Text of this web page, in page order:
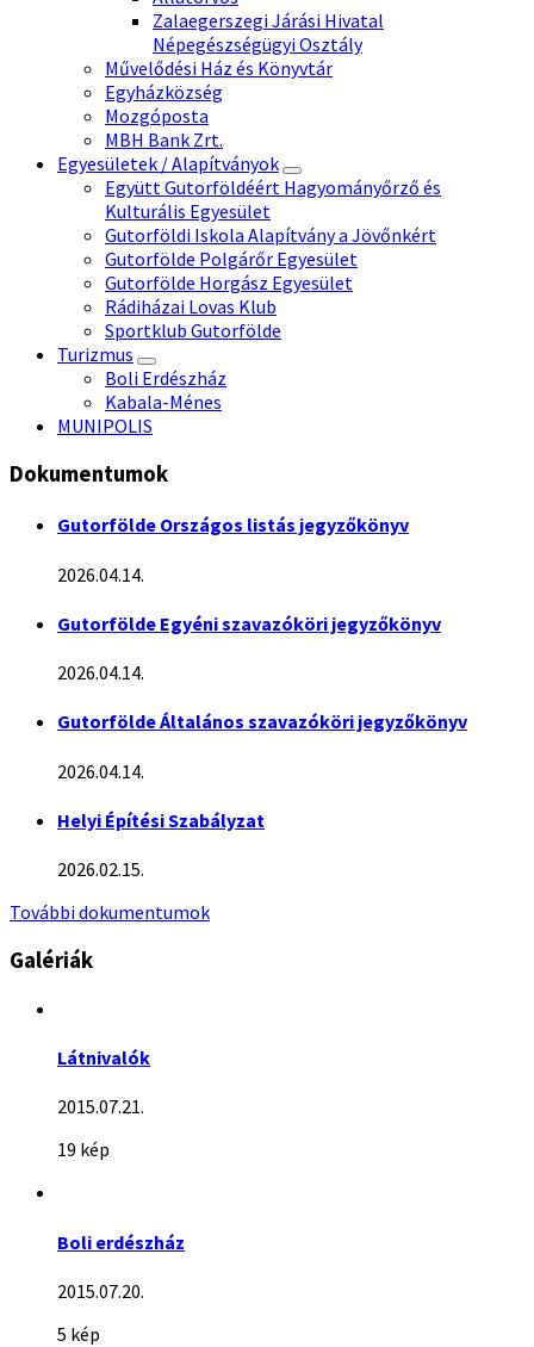
Zalaegerszegi Járási Hivatal
Népegészségügyi Osztály
Művelődési Ház és Könyvtár
Egyházközség
Mozgóposta
MBH Bank Zrt.
Egyesületek / Alapítványok
Együtt Gutorföldéért Hagyományőrző és
Kulturális Egyesület
Gutorföldi Iskola Alapítvány a Jövőnkért
Gutorfölde Polgárőr Egyesület
Gutorfölde Horgász Egyesület
Rádiházai Lovas Klub
Sportklub Gutorfölde
Turizmus
Boli Erdészház
Kabala-Ménes
MUNIPOLIS
Dokumentumok
Gutorfölde Országos listás jegyzőkönyv
2026.04.14.
Gutorfölde Egyéni szavazóköri jegyzőkönyv
2026.04.14.
Gutorfölde Általános szavazóköri jegyzőkönyv
2026.04.14.
Helyi Építési Szabályzat
2026.02.15.
További dokumentumok
Galériák
Látnivalók
2015.07.21.
19 kép
Boli erdészház
2015.07.20.
5 kép